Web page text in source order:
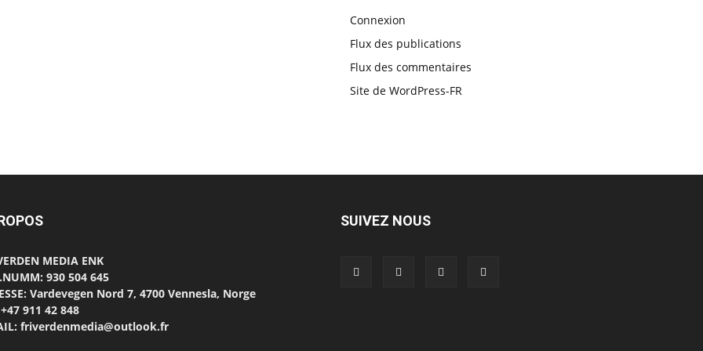
Connexion
Flux des publications
Flux des commentaires
Site de WordPress-FR
MEDIA ENK
930 504 645
Vardevegen Nord 7, 4700 Vennesla, Norge
911 42 848
friverdenmedia@outlook.fr
SUIVEZ NOUS